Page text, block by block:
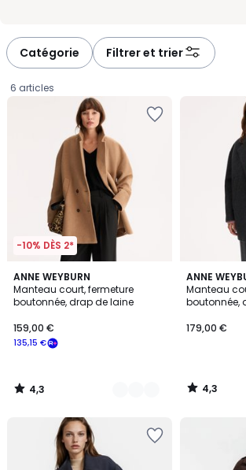
modèle ne correspond finalement pas à vos
durer dans votre dressing et accompagner vos
simplement.
Catégorie Filtrer et trier
6 articles
-10% DÈS 2*
ANNE WEYBURN
Manteau court, fermeture
boutonnée, drap de laine
€
souscrivez
notre
programme
135,15 €
159,00 €
4,3
/ 5
2
Couleurs
4,3
/
ANNE
Manteau
boutonnée,
179,00 €
4,3
/ 5
4,3
/